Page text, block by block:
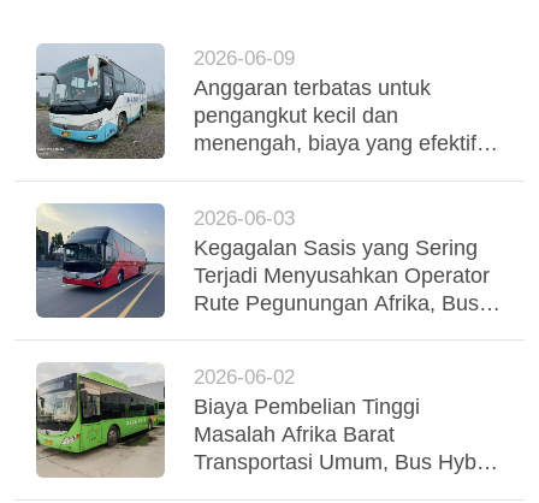
2026-06-09
Anggaran terbatas untuk
pengangkut kecil dan
menengah, biaya yang efektif
yang stabil
2026-06-03
Kegagalan Sasis yang Sering
Terjadi Menyusahkan Operator
Rute Pegunungan Afrika, Bus
2026-06-02
Biaya Pembelian Tinggi
Masalah Afrika Barat
Transportasi Umum, Bus Hybrid